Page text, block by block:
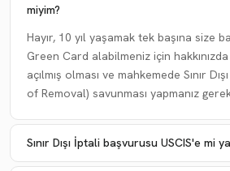
miyim?
Hayır, 10 yıl yaşamak tek başına size
Green Card alabilmeniz için hakkınızda
açılmış olması ve mahkemede Sınır
of Removal) savunması yapmanız
Sınır Dışı İptali başvurusu USCIS'e mi